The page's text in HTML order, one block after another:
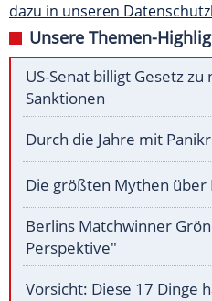
dazu in unseren
Unsere Themen-
US-Senat billigt Gesetz zu
Sanktionen
Durch die Jahre mit
Die größten Mythen
Berlins Matchwinner
Perspektive"
Vorsicht: Diese 17 Dinge